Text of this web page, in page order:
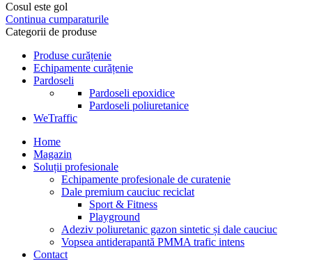
Cosul este gol
Continua cumparaturile
Categorii de produse
Produse curățenie
Echipamente curățenie
Pardoseli
Pardoseli epoxidice
Pardoseli poliuretanice
WeTraffic
Home
Magazin
Soluții profesionale
Echipamente profesionale de curatenie
Dale premium cauciuc reciclat
Sport & Fitness
Playground
Adeziv poliuretanic gazon sintetic și dale cauciuc
Vopsea antiderapantă PMMA trafic intens
Contact